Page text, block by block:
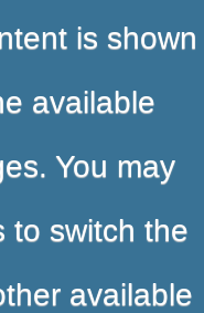
is shown
available
You may
to switch the
available